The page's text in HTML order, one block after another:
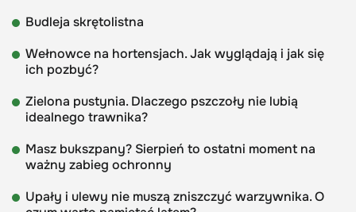
Budleja skrętolistna
Wełnowce na hortensjach. Jak wyglądają i jak się
ich pozbyć?
Zielona pustynia. Dlaczego pszczoły nie lubią
idealnego trawnika?
Masz bukszpany? Sierpień to ostatni moment na
ważny zabieg ochronny
Upały i ulewy nie muszą zniszczyć warzywnika. O